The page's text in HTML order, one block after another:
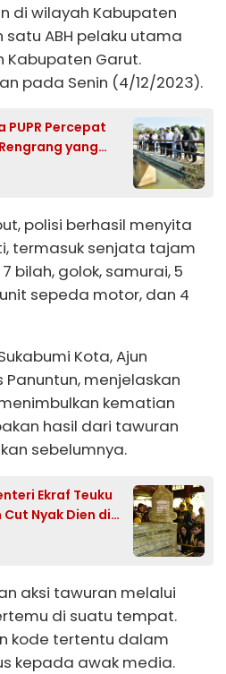
di wilayah Kabupaten
ABH pelaku utama
Garut.
pada Senin (4/12/2023).
Percepat
yang
polisi berhasil menyita
termasuk senjata tajam
bilah, golok, samurai, 5
sepeda motor, dan 4
Kota, Ajun
Panuntun, menjelaskan
kematian
hasil dari tawuran
sebelumnya.
Ekraf Teuku
Nyak Dien di
aksi tawuran melalui
di suatu tempat.
kode tertentu dalam
kepada awak media.